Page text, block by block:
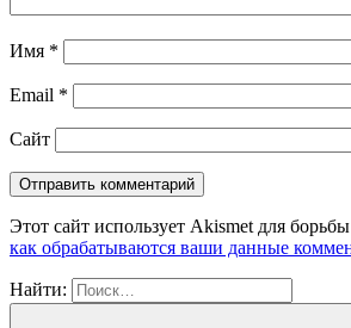
Имя *
Email *
Сайт
Этот сайт использует Akismet для
как обрабатываются ваши данные
Найти: